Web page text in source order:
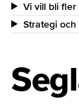
Vi vill bli
Strategi